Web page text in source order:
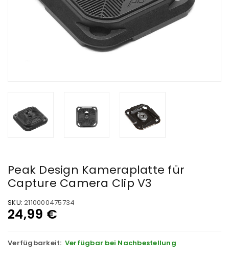
Peak Design Kameraplatte für
Capture Camera Clip V3
SKU: 2110000475734
24,99 €
Verfügbarkeit: Verfügbar bei Nachbestellung